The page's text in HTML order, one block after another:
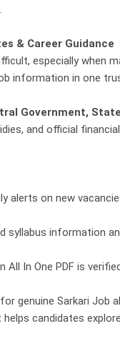
& Career Guidance
especially when
information in one
Government,
and official
alerts on new
syllabus information
All In One PDF is
for genuine Sarkari Job
candidates